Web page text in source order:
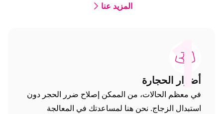
المزيد عنا
1
أضرار الحجارة
في معظم الحالات، من الممكن إصلاح ضرر الحجر دون
استبدال الزجاج. نحن هنا لمساعدتك في المعالجة